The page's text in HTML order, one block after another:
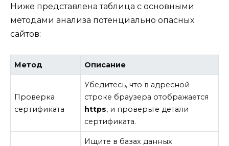
Ниже представлена таблица с основными
методами анализа потенциально опасных
сайтов:
Метод Описание
Проверка
сертификата
Убедитесь, что в адресной
строке браузера отображается
https, и проверьте детали
сертификата.
Ищите в базах данных